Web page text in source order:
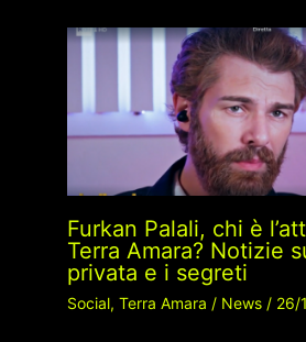
Furkan Palali, chi è
Terra Amara? Notizie
privata e i segreti
Social, Terra Amara / News/ 26/